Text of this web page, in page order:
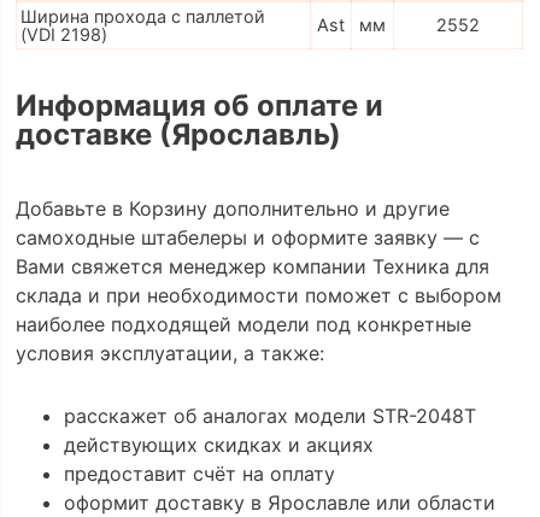
Ширина прохода с паллетой
(VDI 2198)
Ast мм 2552
Информация об оплате и
доставке (Ярославль)
Добавьте в Корзину дополнительно и другие
самоходные штабелеры и оформите заявку — с
Вами свяжется менеджер компании Техника для
склада и при необходимости поможет с выбором
наиболее подходящей модели под конкретные
условия эксплуатации, а также:
расскажет об аналогах модели STR-2048T
действующих скидках и акциях
предоставит счёт на оплату
оформит доставку в Ярославле или области